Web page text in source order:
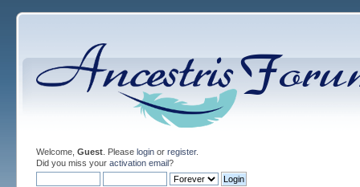
Welcome, Guest. Please loginor register.
Did you miss your activation email?